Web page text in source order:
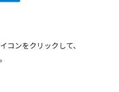
ンをクリックして、